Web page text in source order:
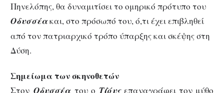
Πηνελόπης, θα δυναμιτίσει το ομηρικό πρότυπο του
Οδυσσέακαι, στο πρόσωπό του, ό,τι έχει επιβληθεί
από τον πατριαρχικό τρόπο ύπαρξης και σκέψης στη
Δύση.
Σημείωμα των σκηνοθετών
ΣτονΟδυσσέατου ο Τζόυςεπαναγράφει τον μύθο